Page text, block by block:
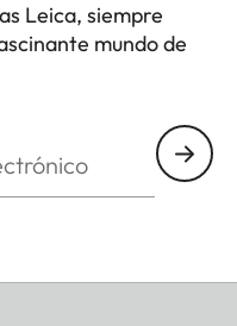
Leica, siempre
mundo de